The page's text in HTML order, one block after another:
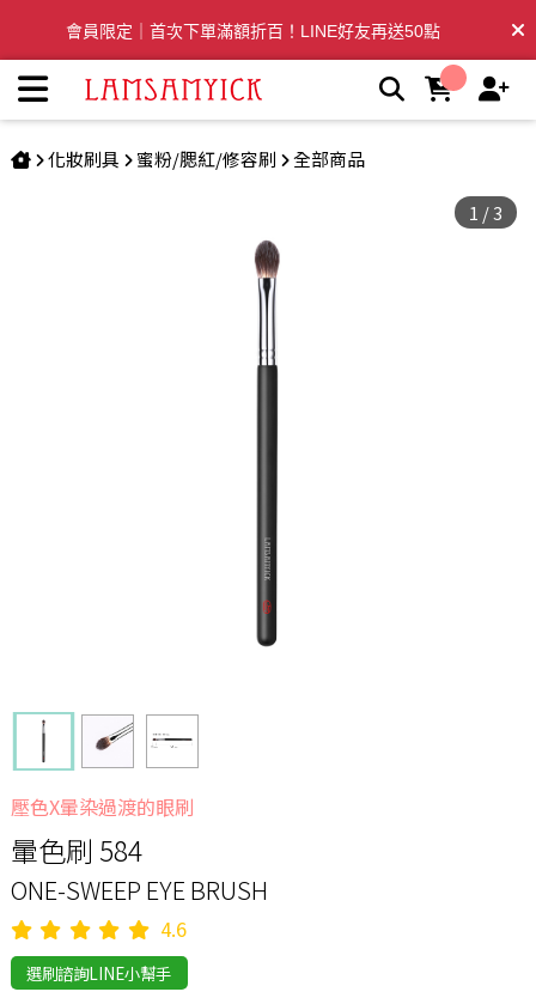
會員限定｜首次下單滿額折百！LINE好友再送50點
全台滿千免運🛒訂單付款後3~5日內出貨
化妝刷具 蜜粉/腮紅/修容刷 全部商品
1 /3
壓色X暈染過渡的眼刷
暈色刷 584
ONE-SWEEP EYE BRUSH
4.6
選刷諮詢LINE小幫手